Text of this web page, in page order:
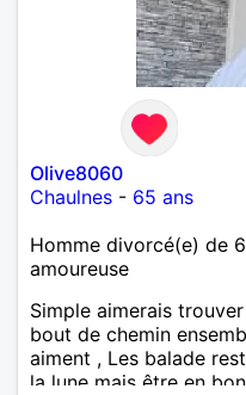
Olive8060
Chaulnes - 65 ans
Homme divorcé(e) de
amoureuse
Simple aimerais
bout de chemin
aiment , Les balade
la lune mais être en